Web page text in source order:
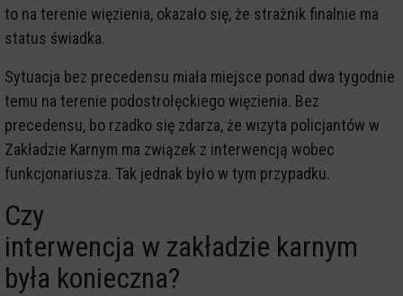
to na terenie więzienia, okazało się, że strażnik finalnie ma
status świadka.
Sytuacja bez precedensu miała miejsce ponad dwa tygodnie
temu na terenie podostrołęckiego więzienia. Bez
precedensu, bo rzadko się zdarza, że wizyta policjantów w
Zakładzie Karnym ma związek z interwencją wobec
funkcjonariusza. Tak jednak było w tym przypadku.
Czy
interwencja w zakładzie karnym
była konieczna?